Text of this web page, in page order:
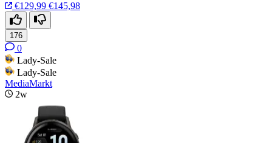
€129,99 €145,98
176
0
Lady-Sale
Lady-Sale
MediaMarkt
2w